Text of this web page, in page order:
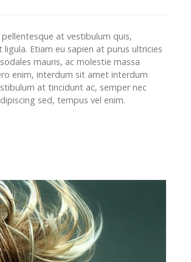
at vestibulum quis,
Etiam eu sapien at purus ultricies
mauris, ac molestie massa
enim, interdum sit amet interdum
at tincidunt ac, semper nec
sed, tempus vel enim.